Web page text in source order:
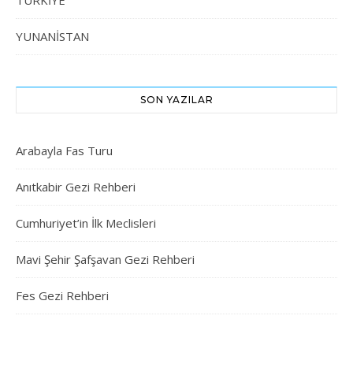
YUNANİSTAN
SON YAZILAR
Arabayla Fas Turu
Anıtkabir Gezi Rehberi
Cumhuriyet’in İlk Meclisleri
Mavi Şehir Şafşavan Gezi Rehberi
Fes Gezi Rehberi